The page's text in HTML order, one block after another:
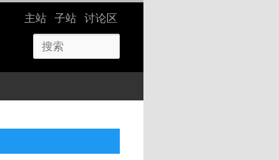
网站导航
主站 子站 讨论区